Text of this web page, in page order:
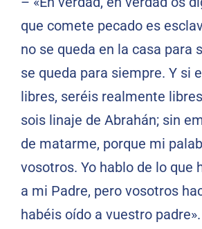
que comete pecado es
no se queda en la casa para
se queda para siempre. Y si
libres, seréis realmente
sois linaje de Abrahán; sin
de matarme, porque mi
vosotros. Yo hablo de lo que
a mi Padre, pero vosotros
habéis oído a vuestro